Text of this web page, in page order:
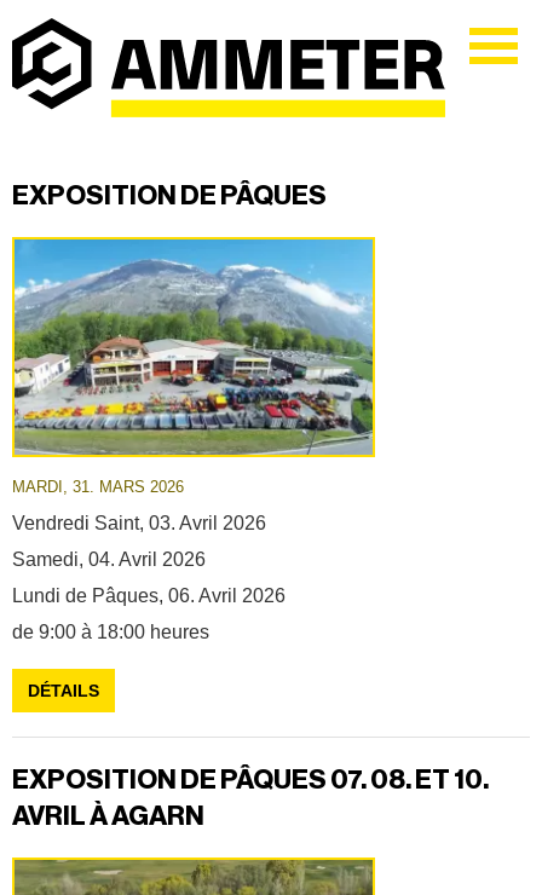
EXPOSITION DE PÂQUES
MARDI, 31. MARS 2026
Vendredi Saint, 03. Avril 2026
Samedi, 04. Avril 2026
Lundi de Pâques, 06. Avril 2026
de 9:00 à 18:00 heures
DÉTAILS
EXPOSITION DE PÂQUES 07. 08. ET 10.
AVRIL À AGARN